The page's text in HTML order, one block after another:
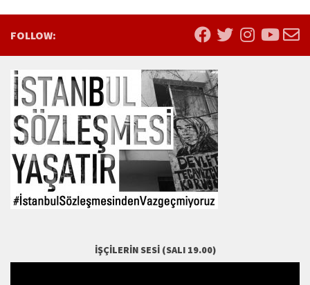
FOLLOW:
İŞÇILERIN SESI (SALI 19.00)